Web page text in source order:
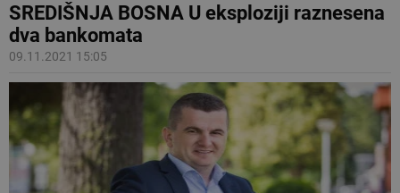
SREDIŠNJA BOSNA U eksploziji raznesena
dva bankomata
09.11.2021 15:05